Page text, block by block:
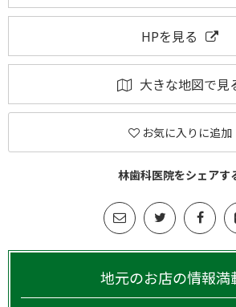
HPを見る
大きな地図で見
お気に入りに追加
林歯科医院をシェアす
地元のお店の情報満